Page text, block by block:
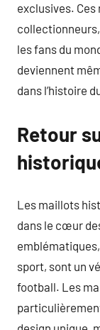
exclusives.
les fans du
deviennent
dans l’histoire
Retour
Les maillots
dans le cœur
sport, sont un
football. Les